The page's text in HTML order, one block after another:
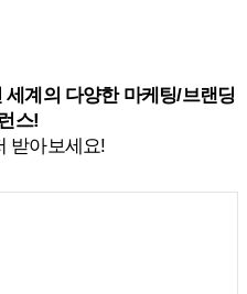
계의 다양한 마케팅/브랜딩
스!
받아보세요!